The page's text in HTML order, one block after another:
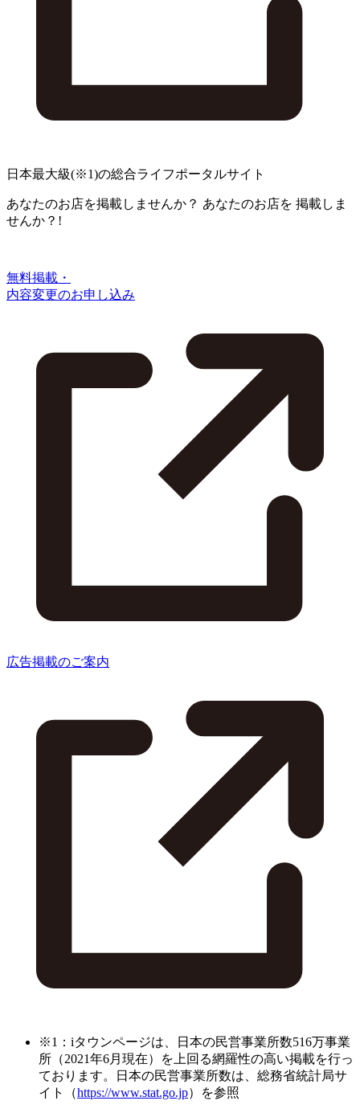
日本最大級(※1)の総合ライフポータルサイト
あなたのお店を掲載しませんか？ あなたのお店を 掲載しま
せんか？!
無料掲載・
内容変更のお申し込み
広告掲載のご案内
※1：iタウンページは、日本の民営事業所数516万事業
所（2021年6月現在）を上回る網羅性の高い掲載を行っ
ております。日本の民営事業所数は、総務省統計局サ
イト（https://www.stat.go.jp）を参照